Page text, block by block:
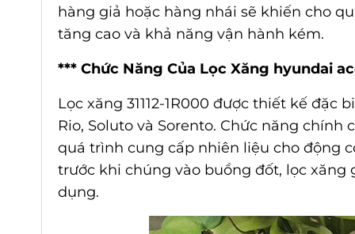
hàng giả hoặc hàng nhái sẽ khiến cho
tăng cao và khả năng vận hành kém.
*** Chức Năng Của Lọc Xăng hyundai
Lọc xăng 31112-1R000 được thiết kế
Rio, Soluto và Sorento. Chức năng
quá trình cung cấp nhiên liệu cho động
trước khi chúng vào buồng đốt, lọc xăng
dụng.